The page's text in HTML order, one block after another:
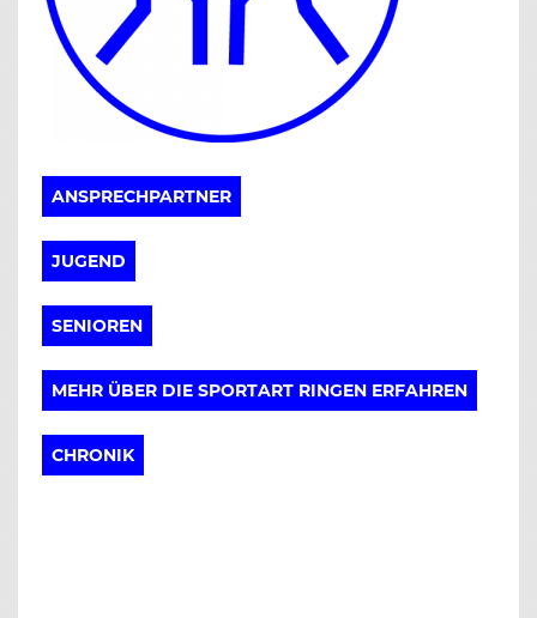
ANSPRECHPARTNER
JUGEND
SENIOREN
MEHR ÜBER DIE SPORTART RINGEN ERFAHREN
CHRONIK